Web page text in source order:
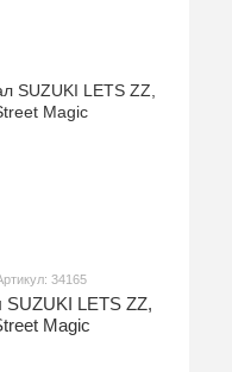
34165
SUZUKI LETS ZZ,
Magic